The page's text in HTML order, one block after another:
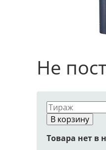
Не
В корзину
Товара нет в